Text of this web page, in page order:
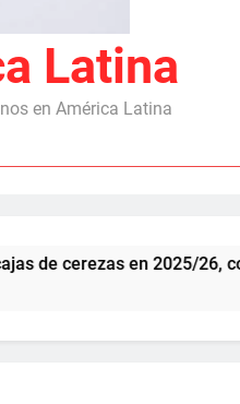
Latina
en América Latina
en 2025/26, con China